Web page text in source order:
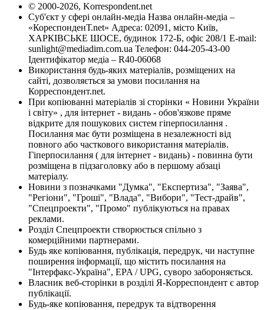
© 2000-2026, Korrespondent.net
Суб'єкт у сфері онлайн-медіа Назва онлайн-медіа –
«КореспонденТ.net» Адреса: 02091, місто Київ,
ХАРКІВСЬКЕ ШОСЕ, будинок 172-Б, офіс 208/1 E-mail:
sunlight@mediadim.com.ua Телефон: 044-205-43-00
Ідентифікатор медіа – R40-06068
Використання будь-яких матеріалів, розміщених на
сайті, дозволяється за умови посилання на
Корреспондент.net.
При копіюванні матеріалів зі сторінки « Новини України
і світу» , для інтернет - видань - обов'язкове пряме
відкрите для пошукових систем гіперпосилання .
Посилання має бути розміщена в незалежності від
повного або часткового використання матеріалів.
Гіперпосилання ( для інтернет - видань) - повинна бути
розміщена в підзаголовку або в першому абзаці
матеріалу.
Новини з позначками "Думка", "Експертиза", "Заява",
"Регіони", "Гроші", "Влада", "Вибори", "Тест-драйв",
"Спецпроекти", "Промо" публікуються на правах
реклами.
Розділ Спецпроекти створюється спільно з
комерційними партнерами.
Будь яке копіювання, публікація, передрук, чи наступне
поширення інформації, що містить посилання на
"Інтерфакс-Україна", EPA / UPG, суворо забороняється.
Власник веб-сторінки в розділі Я-Корреспондент є автор
публікації.
Будь-яке копіювання, передрук та відтворення